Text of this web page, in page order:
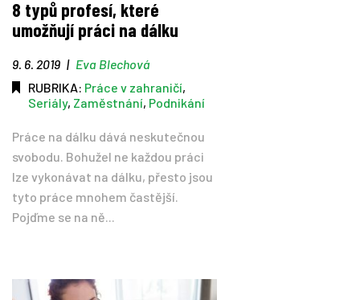
Tipy
Časopis
8 typů profesí, které
umožňují práci na dálku
9. 6. 2019 | Eva Blechová
RUBRIKA: Práce v zahraničí,
Seriály, Zaměstnání, Podnikání
Práce na dálku dává neskutečnou
svobodu. Bohužel ne každou práci
lze vykonávat na dálku, přesto jsou
tyto práce mnohem častější.
Pojďme se na ně...